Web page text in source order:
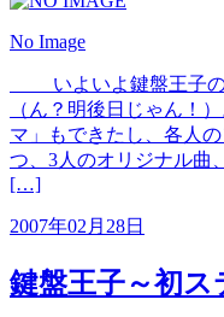
No Image
いよいよ鍵盤王子の
（ん？明後日じゃん！
マ」もできたし、各人
つ、3人のオリジナル曲
[…]
2007年02月28日
鍵盤王子～初ス